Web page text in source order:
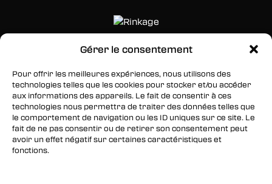
Gérer le consentement
Pour offrir les meilleures expériences, nous utilisons des
technologies telles que les cookies pour stocker et/ou accéder
aux informations des appareils. Le fait de consentir à ces
technologies nous permettra de traiter des données telles que
le comportement de navigation ou les ID uniques sur ce site. Le
fait de ne pas consentir ou de retirer son consentement peut
avoir un effet négatif sur certaines caractéristiques et
fonctions.
Facebook
Twitter
Instagram